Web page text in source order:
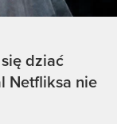
dziać
Netfliksa nie